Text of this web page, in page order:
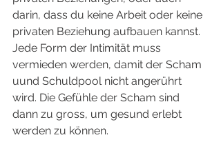
darin, dass du keine Arbeit oder keine
privaten Beziehung aufbauen kannst.
Jede Form der Intimität muss
vermieden werden, damit der Scham
uund Schuldpool nicht angerührt
wird. Die Gefühle der Scham sind
dann zu gross, um gesund erlebt
werden zu können.